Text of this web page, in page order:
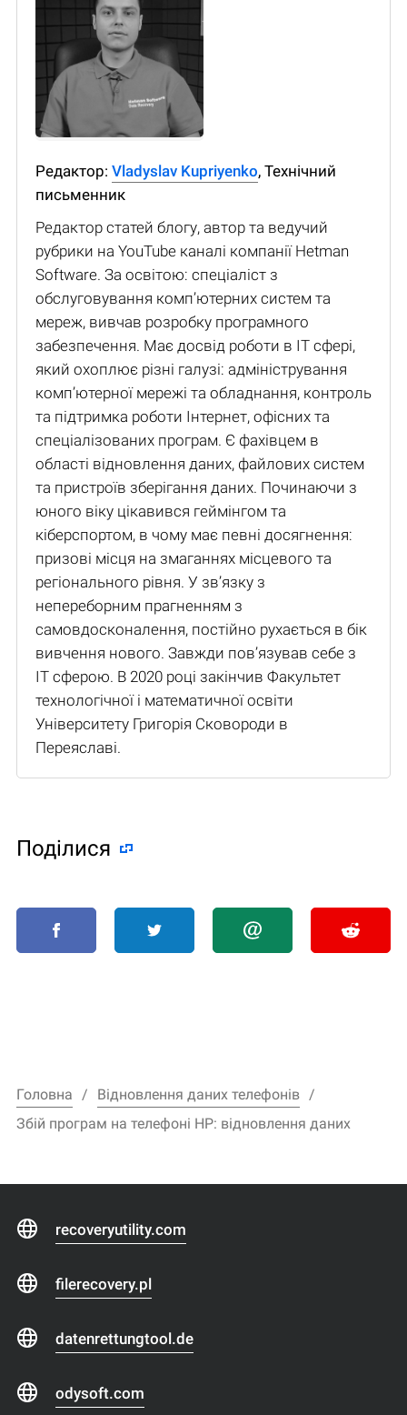
Редактор: Vladyslav Kupriyenko, Технічний
письменник
Редактор статей блогу, автор та ведучий
рубрики на YouTube каналі компанії Hetman
Software. За освітою: спеціаліст з
обслуговування комп’ютерних систем та
мереж, вивчав розробку програмного
забезпечення. Має досвід роботи в IT сфері,
який охоплює різні галузі: адміністрування
комп’ютерної мережі та обладнання, контроль
та підтримка роботи Інтернет, офісних та
спеціалізованих програм. Є фахівцем в
області відновлення даних, файлових систем
та пристроїв зберігання даних. Починаючи з
юного віку цікавився геймінгом та
кіберспортом, в чому має певні досягнення:
призові місця на змаганнях місцевого та
регіонального рівня. У зв’язку з
непереборним прагненням з
самовдосконалення, постійно рухається в бік
вивчення нового. Завжди пов’язував себе з
IT сферою. В 2020 році закінчив Факультет
технологічної і математичної освіти
Університету Григорія Сковороди в
Переяславі.
Поділися
Головна
Відновлення даних телефонів
Збій програм на телефоні HP: відновлення даних
recoveryutility.com
filerecovery.pl
datenrettungtool.de
odysoft.com